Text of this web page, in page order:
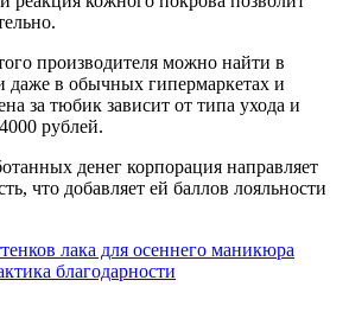
производителя можно найти в
даже в обычных гипермаркетах и
за тюбик зависит от типа ухода и
рублей.
денег корпорация направляет
что добавляет ей баллов лояльности
лака для осеннего маникюра
благодарности